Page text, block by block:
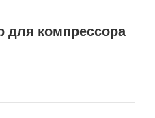
компрессора